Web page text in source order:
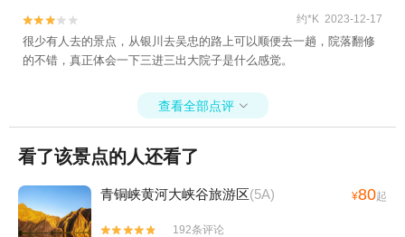

 约*K 2023-12-17
很少有人去的景点，从银川去吴忠的路上可以顺便去一趟，院落翻修
的不错，真正体会一下三进三出大院子是什么感觉。
查看全部点评 
看了该景点的人还看了
青铜峡黄河大峡谷旅游区(5A) ¥80起


192条评论